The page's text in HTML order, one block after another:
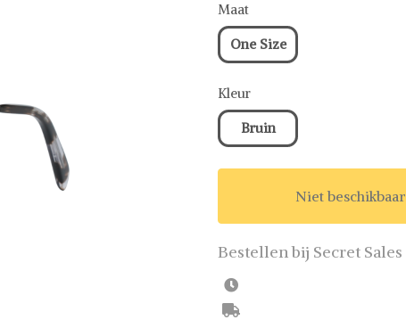
Maat
One Size
Kleur
Bruin
Niet beschikbaar
Bestellen bij Secret Sales